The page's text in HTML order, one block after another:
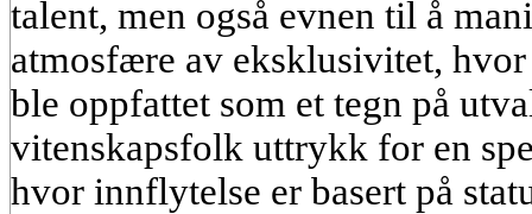
talent, men også evnen til å
atmosfære av eksklusivitet,
ble oppfattet som et tegn på
vitenskapsfolk uttrykk for en
hvor innflytelse er basert på